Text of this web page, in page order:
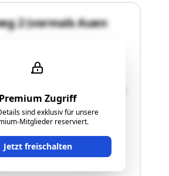
Premium Zugriff
sind exklusiv für unsere
Mitglieder reserviert.
Jetzt freischalten
2 (vormals Auen
weist eine Seehöhe von 520 m
entlang der
der Garage etwas
Zufahrt erfolgt von der
asphaltierten Gemeindeweg
Hofdurchfahrt zwischen …"